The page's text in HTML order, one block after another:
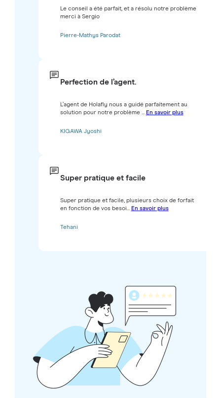
Le conseil a été parfait, et a résolu notre problème
merci à Sergio
Pierre-Mathys Parodat
Perfection de l’agent.
L’agent de Holafly nous a guidé parfaitement au
solution pour notre problème ... En savoir plus
KIGAWA Jyoshi
Super pratique et facile
Super pratique et facile, plusieurs choix de forfait
en fonction de vos besoi... En savoir plus
Tehani